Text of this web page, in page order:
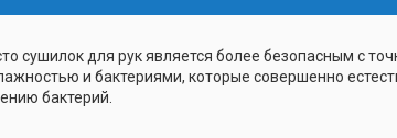
сушилок для рук является более безопасным с
и бактериями, которые совершенно
бактерий.